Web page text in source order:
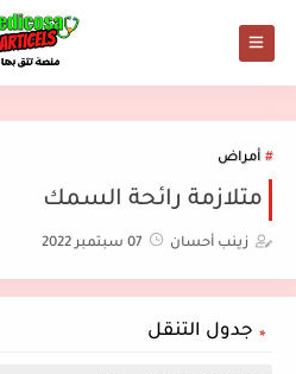
أمراض
متلازمة رائحة السمك
زينب أحسان 07 سبتمبر 2022
جدول التنقل